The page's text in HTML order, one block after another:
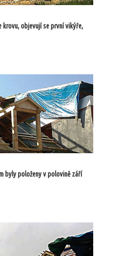
krovu, objevují se první vikýře,
byly položeny v polovině září